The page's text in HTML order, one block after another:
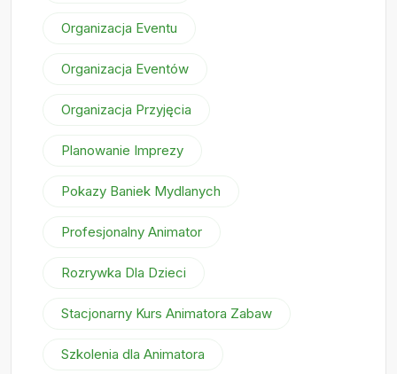
Organizacja Eventu
Organizacja Eventów
Organizacja Przyjęcia
Planowanie Imprezy
Pokazy Baniek Mydlanych
Profesjonalny Animator
Rozrywka Dla Dzieci
Stacjonarny Kurs Animatora Zabaw
Szkolenia dla Animatora